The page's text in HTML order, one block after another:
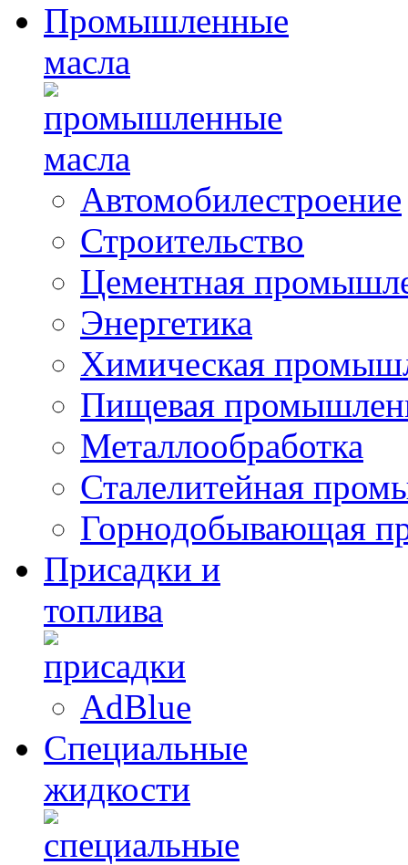
Промышленные
масла
Автомобилестроение
Строительство
Цементная
Энергетика
Химическая
Пищевая
Металлообработка
Сталелитейная
Горнодобывающая
Присадки и
топлива
AdBlue
Специальные
жидкости